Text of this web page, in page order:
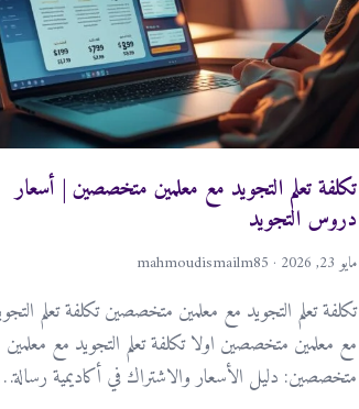
تكلفة تعلم التجويد مع معلمين متخصصين | أسعار
دروس التجويد
مايو 23, 2026 · mahmoudismailm85
تكلفة تعلم التجويد مع معلمين متخصصين تكلفة تعلم
مع معلمين متخصصين اولا تكلفة تعلم التجويد مع معلمين
متخصصين: دليل الأسعار والاشتراك في أكاديمية